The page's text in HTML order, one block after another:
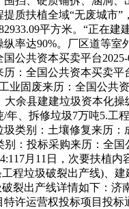
质扶植全域“无废城市”
平方米。“正在建
纵率达90%。厂区道等室
公共资本买卖平台2025-
：全国公共资本买卖平
业固废来历：全国公共
大余县建建垃圾资本化
/年、拆修垃圾7万吨5.工
类别：土壤修复来历：
别：投标采购来历：全
月11日，次要扶植
程垃圾破裂出产线)、
裂出产线详情如下：济
特许运营权投标项目投标